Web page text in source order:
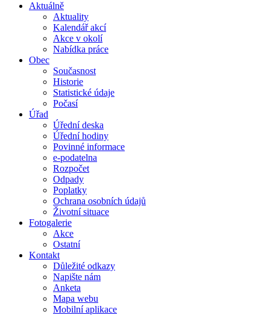
Aktuálně
Aktuality
Kalendář akcí
Akce v okolí
Nabídka práce
Obec
Současnost
Historie
Statistické údaje
Počasí
Úřad
Úřední deska
Úřední hodiny
Povinné informace
e-podatelna
Rozpočet
Odpady
Poplatky
Ochrana osobních údajů
Životní situace
Fotogalerie
Akce
Ostatní
Kontakt
Důležité odkazy
Napište nám
Anketa
Mapa webu
Mobilní aplikace